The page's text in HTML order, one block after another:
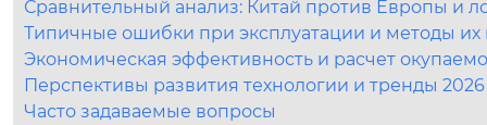
Сравнительный анализ: Китай против Европы и
Типичные ошибки при эксплуатации и методы
Экономическая эффективность и расчет
Перспективы развития технологии и тренды 2026
Часто задаваемые вопросы